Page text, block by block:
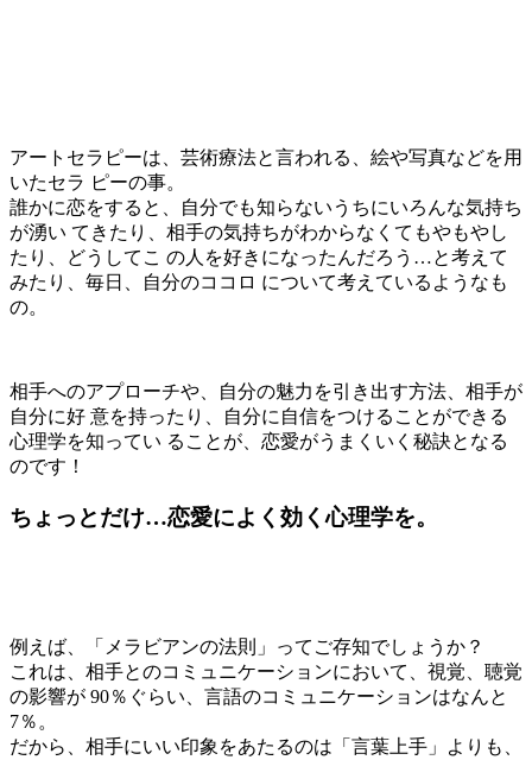
アートセラピーは、芸術療法と言われる、絵や写真などを用
いたセラ ピーの事。
誰かに恋をすると、自分でも知らないうちにいろんな気持ち
が湧い てきたり、相手の気持ちがわからなくてもやもやし
たり、どうしてこ の人を好きになったんだろう…と考えて
みたり、毎日、自分のココロ について考えているようなも
の。
相手へのアプローチや、自分の魅力を引き出す方法、相手が
自分に好 意を持ったり、自分に自信をつけることができる
心理学を知ってい ることが、恋愛がうまくいく秘訣となる
のです！
ちょっとだけ…恋愛によく効く心理学を。
例えば、「メラビアンの法則」ってご存知でしょうか？
これは、相手とのコミュニケーションにおいて、視覚、聴覚
の影響が 90％ぐらい、言語のコミュニケーションはなんと
7％。
だから、相手にいい印象をあたるのは「言葉上手」よりも、